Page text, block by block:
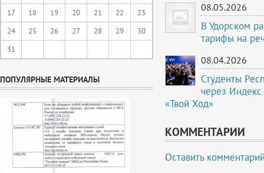
17
18 19 20 21 22
23
24
25 26 27 28 29
30
31
ПОПУЛЯРНЫЕ МАТЕРИАЛЫ
08.05.2026
В Удорском
тарифы на
08.04.2026
Студенты
через Индекс
«Твой Ход»
КОММЕНТАРИИ
Оставить